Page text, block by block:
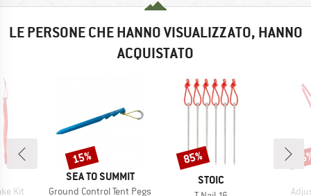
LE PERSONE CHE HANNO VISUALIZZATO, HANNO
ACQUISTATO
Kit
MARCHIO
SEA TO SUMMIT
Articolo
Ground Control Tent Pegs
Sconto
15%
MARCHIO
STOIC
Sconto
85%